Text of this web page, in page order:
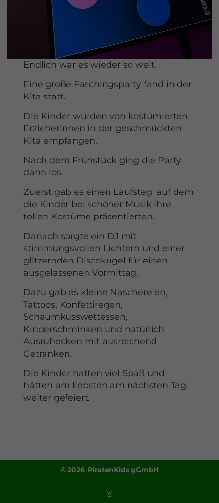
Endlich war es wieder so weit.
Eine große Faschingsparty fand in der
Kita statt.
Die Kinder wurden von kostümierten
Erzieherinnen in der geschmückten
Kita empfangen.
Nach dem Frühstück ging die Party
dann los.
Zuerst gab es einen Laufsteg, auf dem
die Kinder bei schöner Musik ihre
tollen Kostüme präsentierten.
Danach sorgte ein DJ mit
stimmungsvollen Lichtern und einer
glitzernden Discokugel für einen
ausgelassenen Vormittag.
Dazu gab es kleine Naschereien,
Tattoos, Konfettiregen,
Schaumkusswettessen,
Kinderschminken und natürlich
Ausruhecken mit ausreichend
Getränken.
Die Kinder hatten viel Spaß und
hätten am liebsten am nächsten Tag
weiter gefeiert.
© 2026 PiratenKids gGmbH